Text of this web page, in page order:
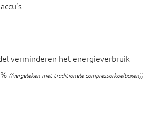
verminderen het energieverbruik
((vergeleken met traditionele compressorkoelboxen))